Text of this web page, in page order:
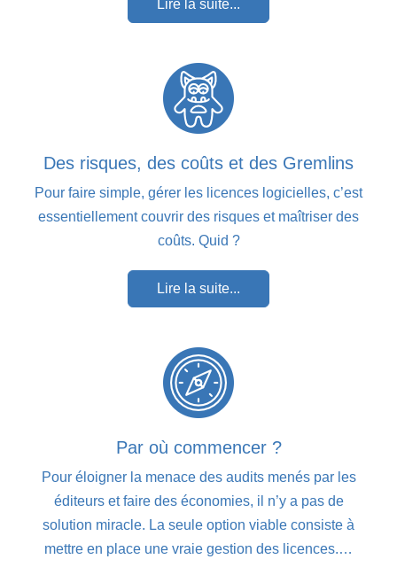
Lire la suite...
Des risques, des coûts et des Gremlins
Pour faire simple, gérer les licences logicielles, c’est
essentiellement couvrir des risques et maîtriser des
coûts. Quid ?
Lire la suite...
Par où commencer ?
Pour éloigner la menace des audits menés par les
éditeurs et faire des économies, il n’y a pas de
solution miracle. La seule option viable consiste à
mettre en place une vraie gestion des licences.…